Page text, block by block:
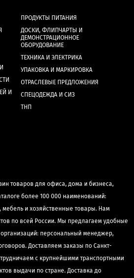
И
ПРОДУКТЫ ПИТАНИЯ
ДОСКИ, ФЛИПЧАРТЫ И
ДЕМОНСТРАЦИОННОЕ
ОБОРУДОВАНИЕ
ТЕХНИКА И ЭЛЕКТРИКА
УПАКОВКА И МАРКИРОВКА
ОТРАСЛЕВЫЕ ПРЕДЛОЖЕНИЯ
СПЕЦОДЕЖДА И СИЗ
ТНП
товаров для офиса, дома и бизнеса,
более 100 000 наименований:
мебель и хозяйственные товары. Нам
по всей России. Мы предлагаем удобные
персональный менеджер,
Доставляем заказы по Санкт-
с крупнейшими транспортными
выдачи по стране. Доставка до